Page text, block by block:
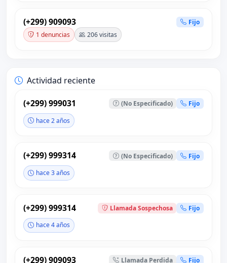
(+299) 909093
Fijo
1 denuncias
206 visitas
Actividad reciente
(+299) 999031 (No Especificado) Fijo
hace 2 años
(+299) 999314 (No Especificado) Fijo
hace 3 años
(+299) 999314 Llamada Sospechosa Fijo
hace 4 años
(+299) 909093 Llamada Perdida Fijo